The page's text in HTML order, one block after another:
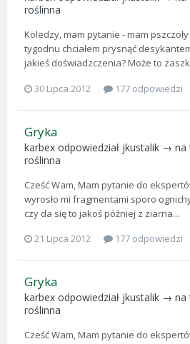
roślinna
Koledzy, mam pytanie - mam
tygodnu chciałem prysnąć
jakieś doświadzczenia? Może to
30 Lipca 2012
177 odpowiedzi
Gryka
karbex odpowiedział jkustalik → na
roślinna
Cześć Wam, Mam pytanie do
wyrosło mi fragmentami sporo
czy da się to jakoś później z ziarna...
21 Lipca 2012
177 odpowiedzi
Gryka
karbex odpowiedział jkustalik → na
roślinna
Cześć Wam, Mam pytanie do